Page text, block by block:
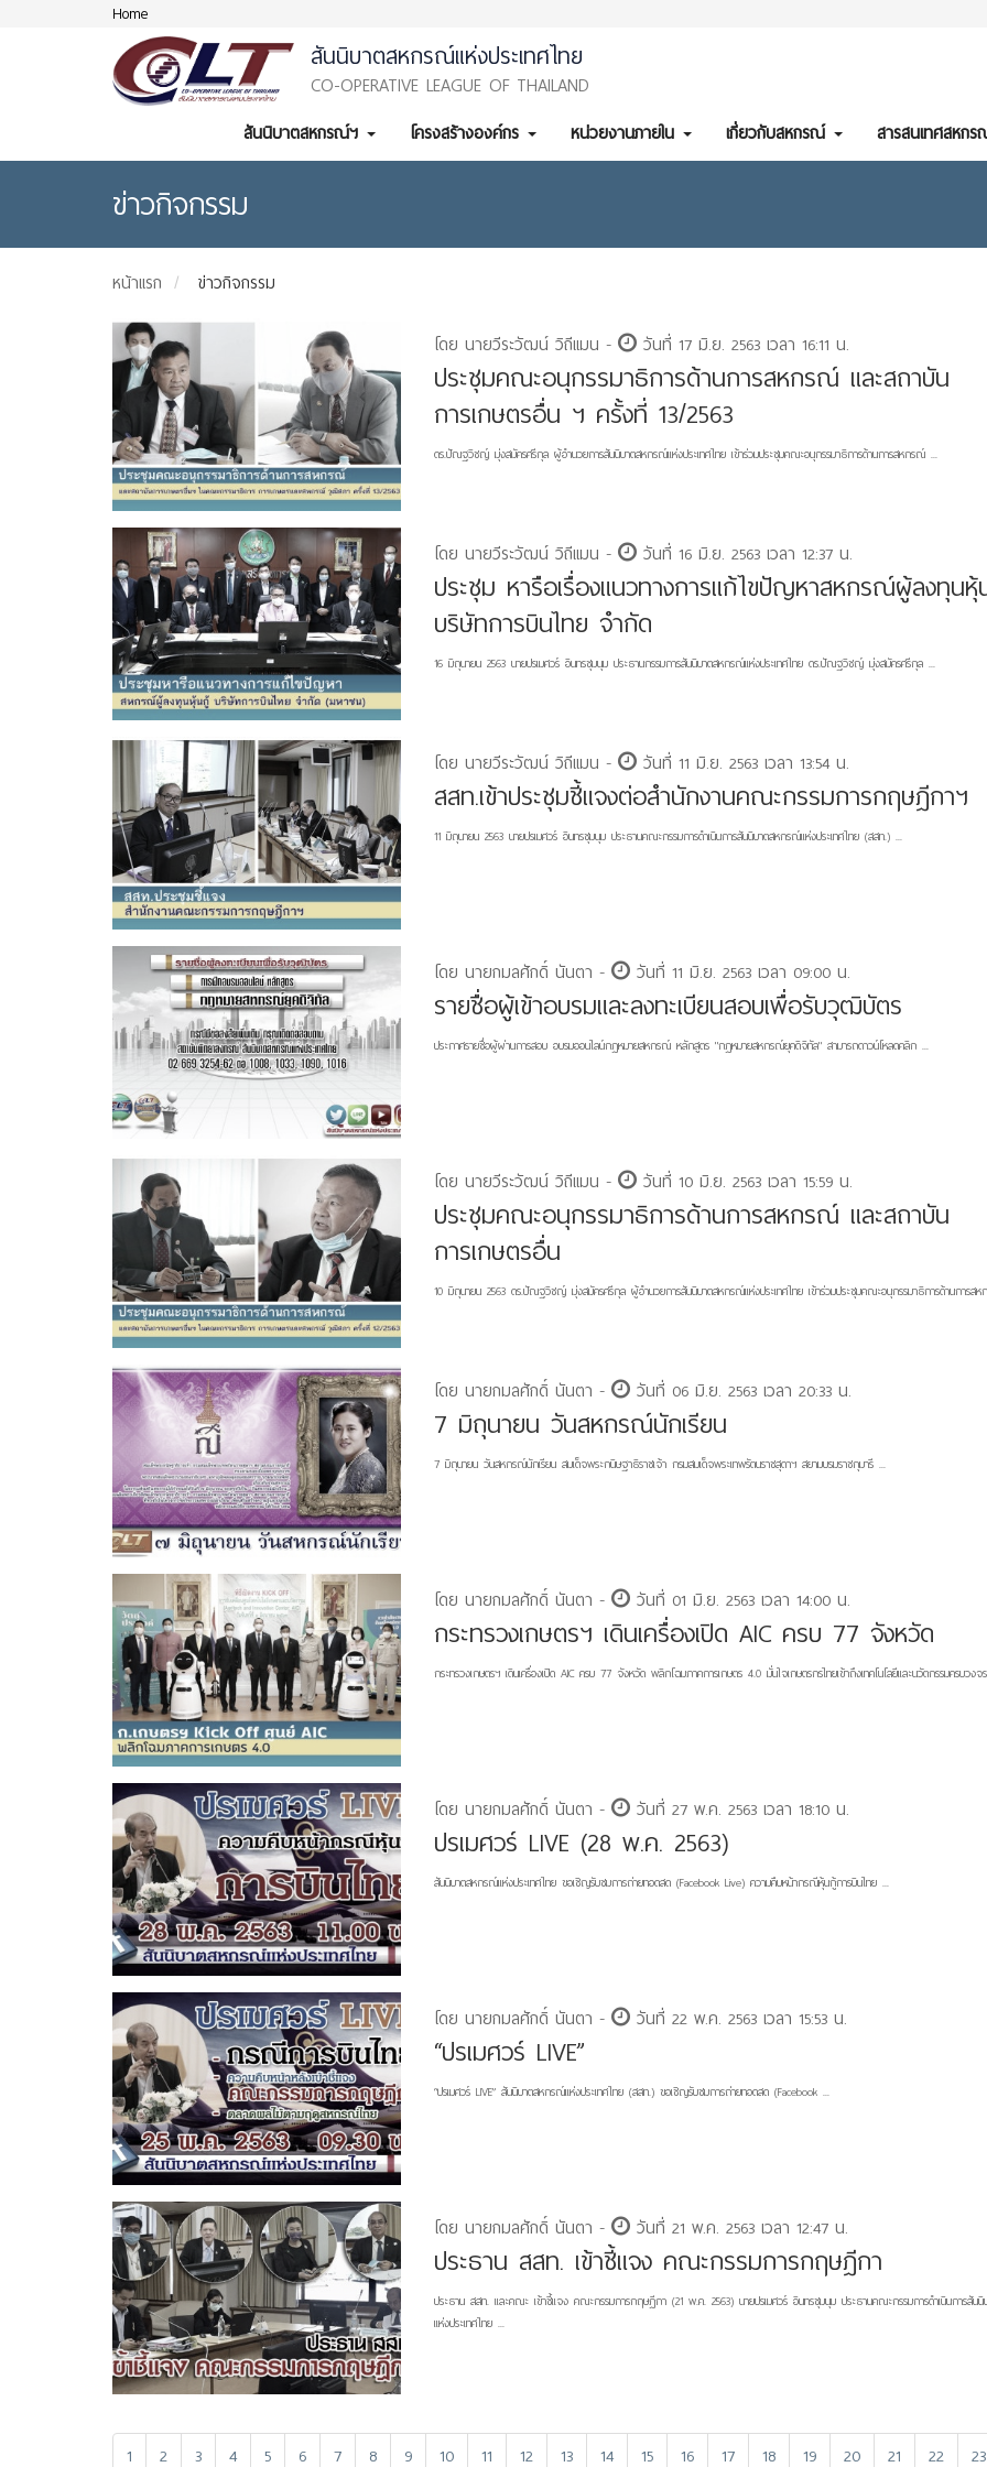
Home
สันนิบาตสหกรณ์แห่งประเทศไทย
CO-OPERATIVE LEAGUE OF THAILAND
สันนิบาตสหกรณ์ฯ โครงสร้างองค์กร หน่วยงานภายใน เกี่ยวกับสหกรณ์ สารสนเทศสหก
ข่าวกิจกรรม
หน้าแรก ข่าวกิจกรรม
โดย นายวีระวัฒน์ วิถีแมน - วันที่ 17 มิ.ย. 2563 เวลา 16:11 น.
ประชุมคณะอนุกรรมาธิการด้านการสหกรณ์ และสถาบัน
การเกษตรอื่น ฯ ครั้งที่ 13/2563
ดร.ปัณฐวิชญ์ มุ่งสมัครศรีกุล ผู้อำนวยการสันนิบาตสหกรณ์แห่งประเทศไทย เข้าร่วมประชุมคณะอนุกรรมาธิการด้านการสหกรณ์ ...
โดย นายวีระวัฒน์ วิถีแมน - วันที่ 16 มิ.ย. 2563 เวลา 12:37 น.
ประชุม หารือเรื่องแนวทางการแก้ไขปัญหาสหกรณ์ผู้ลงทุน
บริษัทการบินไทย จำกัด
16 มิถุนายน 2563 นายปรเมศวร์ อินทรชุมนุม ประธานกรรมการสันนิบาตสหกรณ์แห่งประเทศไทย ดร.ปัณฐวิชญ์ มุ่งสมัครศรีกุล ...
โดย นายวีระวัฒน์ วิถีแมน - วันที่ 11 มิ.ย. 2563 เวลา 13:54 น.
สสท.เข้าประชุมชี้แจงต่อสำนักงานคณะกรรมการกฤษฎีกาฯ
11 มิถุนายน 2563 นายปรเมศวร์​ ​อินทรชุมนุม​ ประธานคณะกรรมการดำเนินการสันนิบาตสหกรณ์แห่งประเทศไทย​ (สสท.)​ ...
โดย นายกมลศักดิ์ นันตา - วันที่ 11 มิ.ย. 2563 เวลา 09:00 น.
รายชื่อผู้เข้าอบรมและลงทะเบียนสอบเพื่อรับวุฒิบัตร
ประกาศรายชื่อผู้ผ่านการสอบ อบรมออนไลน์กฎหมายสหกรณ์ หลักสูตร "กฎหมายสหกรณ์ยุคดิจิทัล" สามารถดาวน์โหลดคลิก ...
โดย นายวีระวัฒน์ วิถีแมน - วันที่ 10 มิ.ย. 2563 เวลา 15:59 น.
ประชุมคณะอนุกรรมาธิการด้านการสหกรณ์ และสถาบัน
การเกษตรอื่น
10 มิถุนายน 2563 ดร.ปัณฐวิชญ์ มุ่งสมัครศรีกุล ผู้อำนวยการสันนิบาตสหกรณ์แห่งประเทศไทย เข้าร่วมประชุมคณะอนุกรรมาธิการด้านการส
โดย นายกมลศักดิ์ นันตา - วันที่ 06 มิ.ย. 2563 เวลา 20:33 น.
7 มิถุนายน วันสหกรณ์นักเรียน
7 มิถุนายน วันสหกรณ์นักเรียน สมเด็จพระกนิษฐาธิราชเจ้า กรมสมเด็จพระเทพรัตนราชสุดาฯ สยามบรมราชกุมารี ...
โดย นายกมลศักดิ์ นันตา - วันที่ 01 มิ.ย. 2563 เวลา 14:00 น.
กระทรวงเกษตรฯ เดินเครื่องเปิด AIC ครบ 77 จังหวัด
กระทรวงเกษตรฯ เดินเครื่องเปิด AIC ครบ 77 จังหวัด พลิกโฉมภาคการเกษตร 4.0 มั่นใจเกษตรกรไทยเข้าถึงเทคโนโลยีและนวัตกรรมครบวง
โดย นายกมลศักดิ์ นันตา - วันที่ 27 พ.ค. 2563 เวลา 18:10 น.
ปรเมศวร์ LIVE (28 พ.ค. 2563)
สันนิบาตสหกรณ์แห่งประเทศไทย ขอเชิญรับชมการถ่ายทอดสด (Facebook Live) ความคืบหน้ากรณีหุ้นกู้การบินไทย ...
โดย นายกมลศักดิ์ นันตา - วันที่ 22 พ.ค. 2563 เวลา 15:53 น.
“ปรเมศวร์ LIVE”
“ปรเมศวร์ LIVE” สันนิบาตสหกรณ์แห่งประเทศไทย (สสท.) ขอเชิญรับชมการถ่ายทอดสด (Facebook ...
โดย นายกมลศักดิ์ นันตา - วันที่ 21 พ.ค. 2563 เวลา 12:47 น.
​ประธาน สสท. เข้าชี้แจง คณะกรรมการกฤษฎีกา
ประธาน สสท. และคณะ เข้าชี้แจง คณะกรรมการกฤษฎีกา (21 พ.ค. 25​63) นายปรเมศวร์​ ​อินทรชุมนุม​ ประธานคณะกรรมการดำเนินการสัน
แห่งประเทศไทย​ ...
1 2 3 4 5 6 7 8 9 10 11 12 13 14 15 16 17 18 19 20 21 22 23